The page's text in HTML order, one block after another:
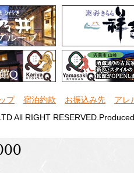
プ 宿泊約款 お振込み先 アレ
All RIGHT RESERVED.